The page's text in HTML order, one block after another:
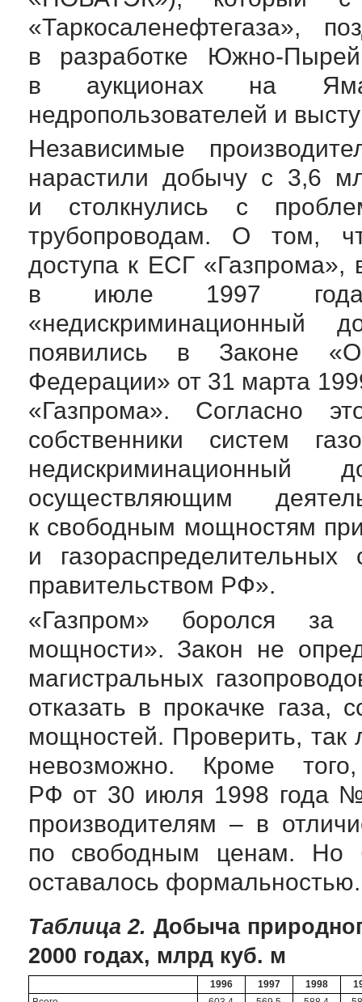
«Таркосаленефтегаза»,
в разработке Южно-
в аукционах на
недропользователей и
Независимые
нарастили добычу с 3,6
и столкнулись с
трубопроводам. О том,
доступа к ЕСГ
в июле 1997
«недискриминационный
появились в Законе «О
Федерации» от 31 марта
«Газпрома». Согласно
собственники систем
недискриминационный
осуществляющим
к свободным мощностям
и
правительством РФ».
«Газпром» боролся за
мощности». Закон не
магистральных
отказать в прокачке газа,
мощностей. Проверить, так
невозможно. Кроме
РФ от 30 июля 1998 года
производителям – в
по свободным ценам. Но
оставалось формальностью.
Таблица 2. Добыча
2000 годах, млрд куб. м
1996 1997 1998